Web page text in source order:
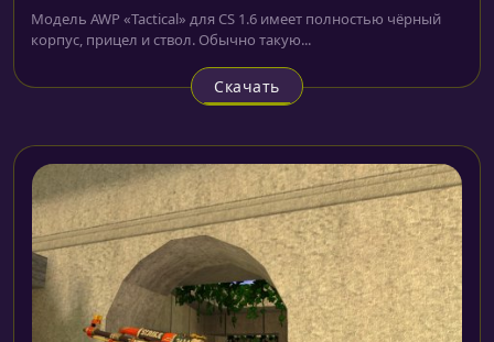
Модель AWP «Tactical» для CS 1.6 имеет полностью чёрный
корпус, прицел и ствол. Обычно такую...
Скачать